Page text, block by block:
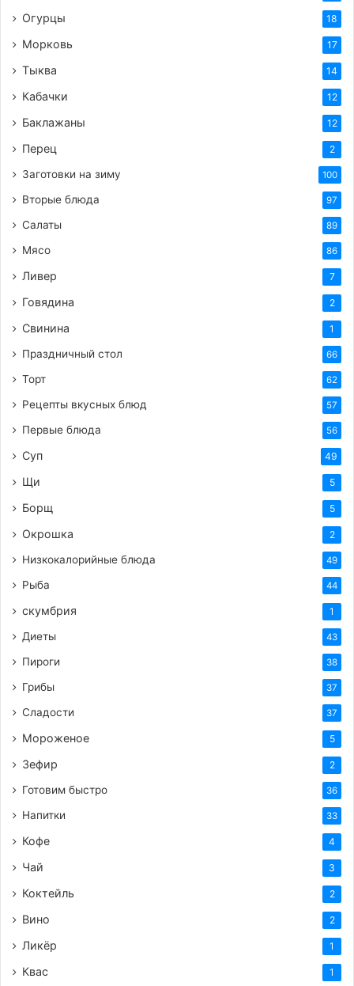
миску. Тёртый картофель отожмите и добавьте
к крупе. Лук очистите и очень мелко порубите.
Чеснок очистите и пропустите через пресс.
Добавьте вместе с луком к гречке.
Посолите и поперчите содержимое миски,
посыпьте молотой паприкой. Перемешайте и
пробейте блендером, чтобы получилась масса
однородной консистенции. «Фарш» для котлет
из гречки готов.
Из получившейся массы сформуйте котлетки и
выложите на доску. Большую сковороду
корочки.
Теги гречка гречневые
пожудеть
постное
Огурцы 18
Морковь 17
Тыква 14
Кабачки 12
Баклажаны 12
Перец 2
Заготовки на зиму 100
Вторые блюда 97
Салаты 89
Мясо 86
Ливер 7
Говядина 2
Свинина 1
Праздничный стол 66
Торт 62
Рецепты вкусных блюд 57
Первые блюда 56
Суп 49
Щи 5
Борщ 5
Окрошка 2
Низкокалорийные блюда 49
Рыба 44
скумбрия 1
Диеты 43
Пироги 38
Грибы 37
Сладости 37
Мороженое 5
Зефир 2
Готовим быстро 36
Напитки 33
Кофе 4
Чай 3
Коктейль 2
Вино 2
Ликёр 1
Квас 1